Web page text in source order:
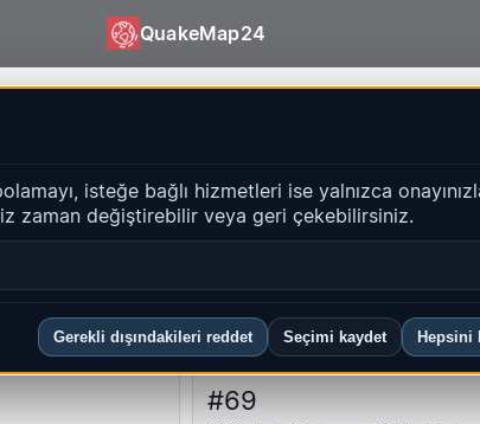
QuakeMap24
isteğe bağlı hizmetleri ise yalnızca
zaman değiştirebilir veya geri çekebilirsiniz.
Gerekli dışındakileri reddet Seçimi kaydet Hepsini
Geçmiş
Ülke sıralaması
#69